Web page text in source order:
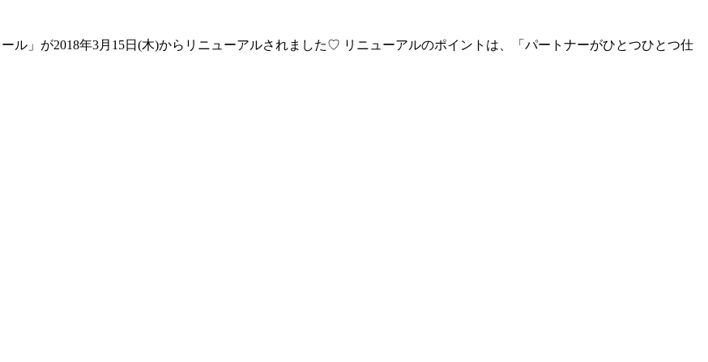
ル」が2018年3月15日(木)からリニューアルされました♡ リニューアルのポイントは、「パートナーがひとつひとつ仕